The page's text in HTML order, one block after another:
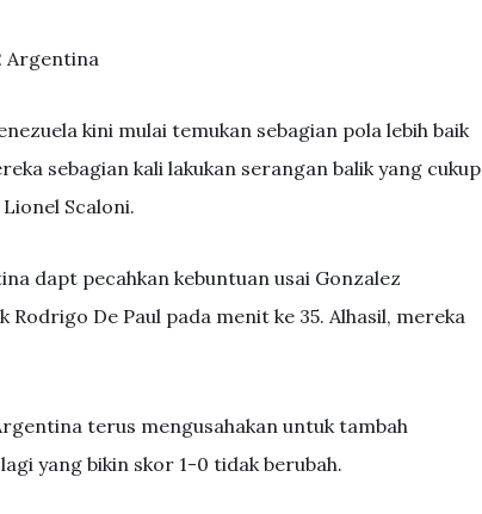
Argentina
kini mulai temukan sebagian pola lebih baik
sebagian kali lakukan serangan balik yang cukup
Scaloni.
dapt pecahkan kebuntuan usai Gonzalez
Rodrigo De Paul pada menit ke 35. Alhasil, mereka
terus mengusahakan untuk tambah
yang bikin skor 1-0 tidak berubah.